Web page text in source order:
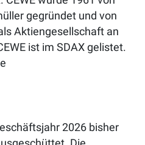
gegründet und von
Aktiengesellschaft an
ist im SDAX gelistet.
2026 bisher